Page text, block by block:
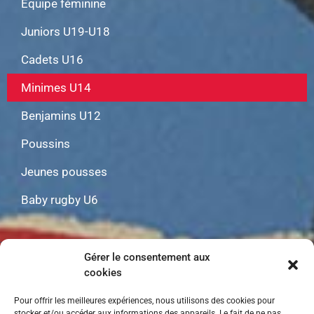
Gérer le consentement aux
cookies
Pour offrir les meilleures expériences, nous utilisons des cookies pour
Equipe féminine
Juniors U19-U18
Cadets U16
Minimes U14
Benjamins U12
Poussins
Jeunes pousses
Baby rugby U6
Mentions Légales|Gestion des cookies